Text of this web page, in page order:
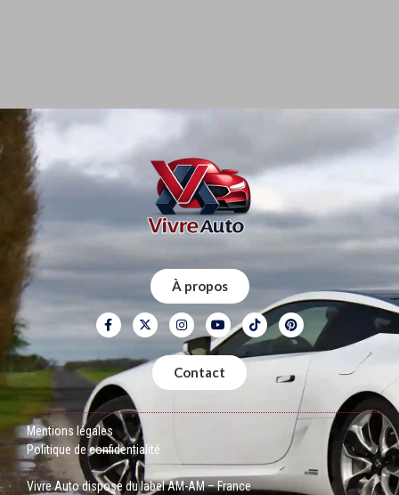
À propos
Contact
Mentions légales
Politique de confidentialité
Vivre Auto dispose du label AM-AM – France